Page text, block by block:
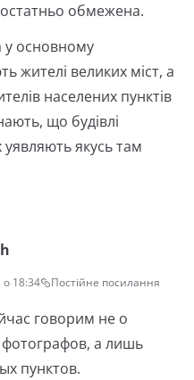
обмежена.
у основному
жителі великих міст, а
населених пунктів
що будівлі
якусь там
18:34 Постійне посилання
говорим не о
фотографов, а лишь
пунктов.